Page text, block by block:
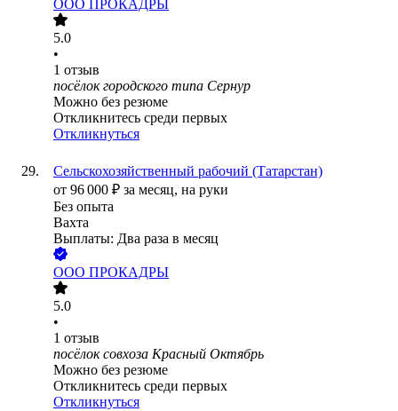
ООО ПРОКАДРЫ
5.0
•
1 отзыв
посёлок городского типа Сернур
Можно без резюме
Откликнитесь среди первых
Откликнуться
Сельскохозяйственный рабочий (Татарстан)
от 96 000 ₽ за месяц, на руки
Без опыта
Вахта
Выплаты: Два раза в месяц
ООО ПРОКАДРЫ
5.0
•
1 отзыв
посёлок совхоза Красный Октябрь
Можно без резюме
Откликнитесь среди первых
Откликнуться